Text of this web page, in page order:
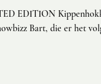
EDITION